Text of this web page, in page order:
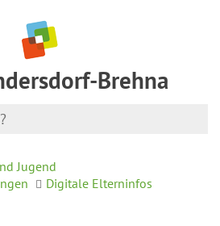
Brehna
Jugend
Digitale Elterninfos